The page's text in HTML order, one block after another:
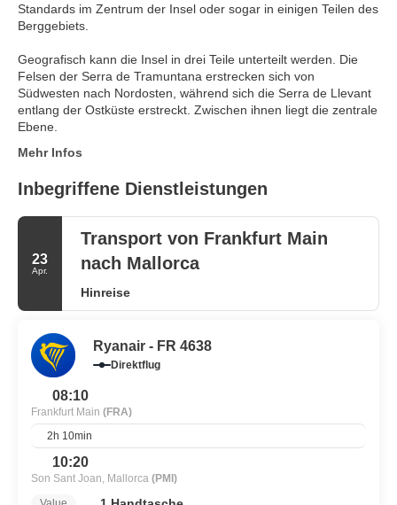
Standards im Zentrum der Insel oder sogar in einigen Teilen des
Berggebiets.
Geografisch kann die Insel in drei Teile unterteilt werden. Die
Felsen der Serra de Tramuntana erstrecken sich von
Südwesten nach Nordosten, während sich die Serra de Llevant
entlang der Ostküste erstreckt. Zwischen ihnen liegt die zentrale
Mehr Infos
Inbegriffene Dienstleistungen
23
Apr.
Transport von Frankfurt Main
nach Mallorca
Hinreise
Ryanair - FR 4638
Direktflug
08:10
Frankfurt Main (FRA)
2h 10min
10:20
Son Sant Joan, Mallorca (PMI)